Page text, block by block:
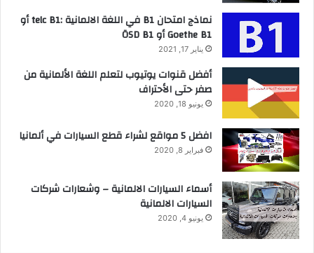
نماذج امتحان B1 في اللغة الالمانية :telc B1 أو
Goethe B1 أو ÖSD B1
يناير 17, 2021
أفضل قنوات يوتيوب لتعلم اللغة الألمانية من
صفر حتى الأحتراف
يونيو 18, 2020
افضل 5 مواقع لشراء قطع السيارات في ألمانيا
فبراير 8, 2020
أسماء السيارات الالمانية – وشعارات شركات
السيارات الالمانية
يونيو 4, 2020